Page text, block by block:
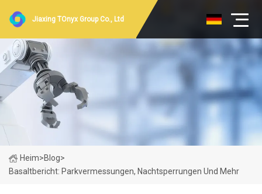
Jiaxing TOnyx Group Co., Ltd
Heim>Blog>
Basaltbericht: Parkvermessungen, Nachtsperrungen Und Mehr